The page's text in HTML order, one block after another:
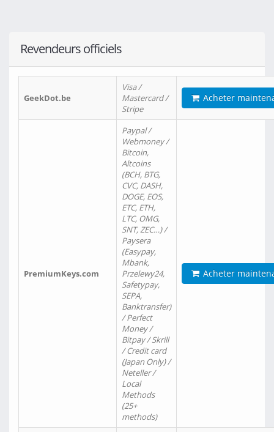
Revendeurs officiels
GeekDot.be
Visa /
Mastercard /
Stripe
Acheter
PremiumKeys.com
Paypal /
Webmoney /
Bitcoin,
Altcoins
(BCH, BTG,
CVC, DASH,
DOGE, EOS,
ETC, ETH,
LTC, OMG,
SNT, ZEC…) /
Paysera
(Easypay,
Mbank,
Przelewy24,
Safetypay,
SEPA,
Banktransfer)
/ Perfect
Money /
Bitpay / Skrill
/ Credit card
(Japan Only) /
Neteller /
Local
Methods
(25+
methods)
Acheter